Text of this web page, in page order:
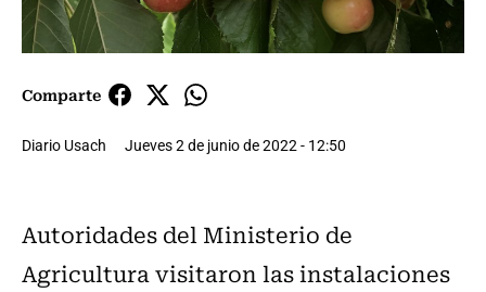
Comparte
Diario Usach Jueves 2 de junio de 2022 - 12:50
Autoridades del Ministerio de
Agricultura visitaron las instalaciones